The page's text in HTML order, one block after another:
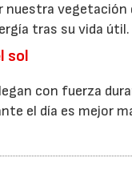
nuestra vegetación
tras su vida útil.
sol
con fuerza
el día es mejor